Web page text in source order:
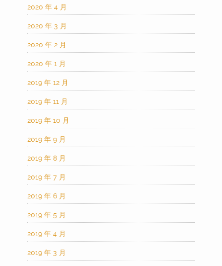
2020 年 4 月
2020 年 3 月
2020 年 2 月
2020 年 1 月
2019 年 12 月
2019 年 11 月
2019 年 10 月
2019 年 9 月
2019 年 8 月
2019 年 7 月
2019 年 6 月
2019 年 5 月
2019 年 4 月
2019 年 3 月